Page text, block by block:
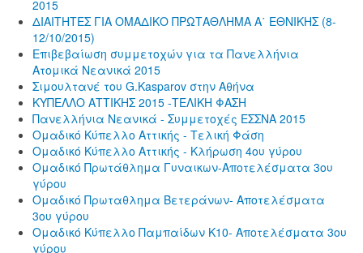
2015
ΔΙΑΙΤΗΤΕΣ ΓΙΑ ΟΜΑΔΙΚΟ ΠΡΩΤΑΘΛΗΜΑ Α΄ ΕΘΝΙΚΗΣ (8-
12/10/2015)
Επιβεβαίωση συμμετοχών για τα Πανελλήνια
Ατομικά Νεανικά 2015
Σιμουλτανέ του G.Kasparov στην Αθήνα
ΚΥΠΕΛΛΟ ΑΤΤΙΚΗΣ 2015 -ΤΕΛΙΚΗ ΦΑΣΗ
Πανελλήνια Νεανικά - Συμμετοχές ΕΣΣΝΑ 2015
Ομαδικό Κύπελλο Αττικής - Τελική Φάση
Ομαδικό Κύπελλο Αττικής - Κλήρωση 4ου γύρου
Ομαδικό Πρωτάθλημα Γυναικων-Αποτελέσματα 3ου
γύρου
Ομαδικό Πρωταθλημα Βετεράνων- Αποτελέσματα
3ου γύρου
Ομαδικό Κύπελλο Παμπαίδων Κ10- Αποτελέσματα 3ου
γύρου